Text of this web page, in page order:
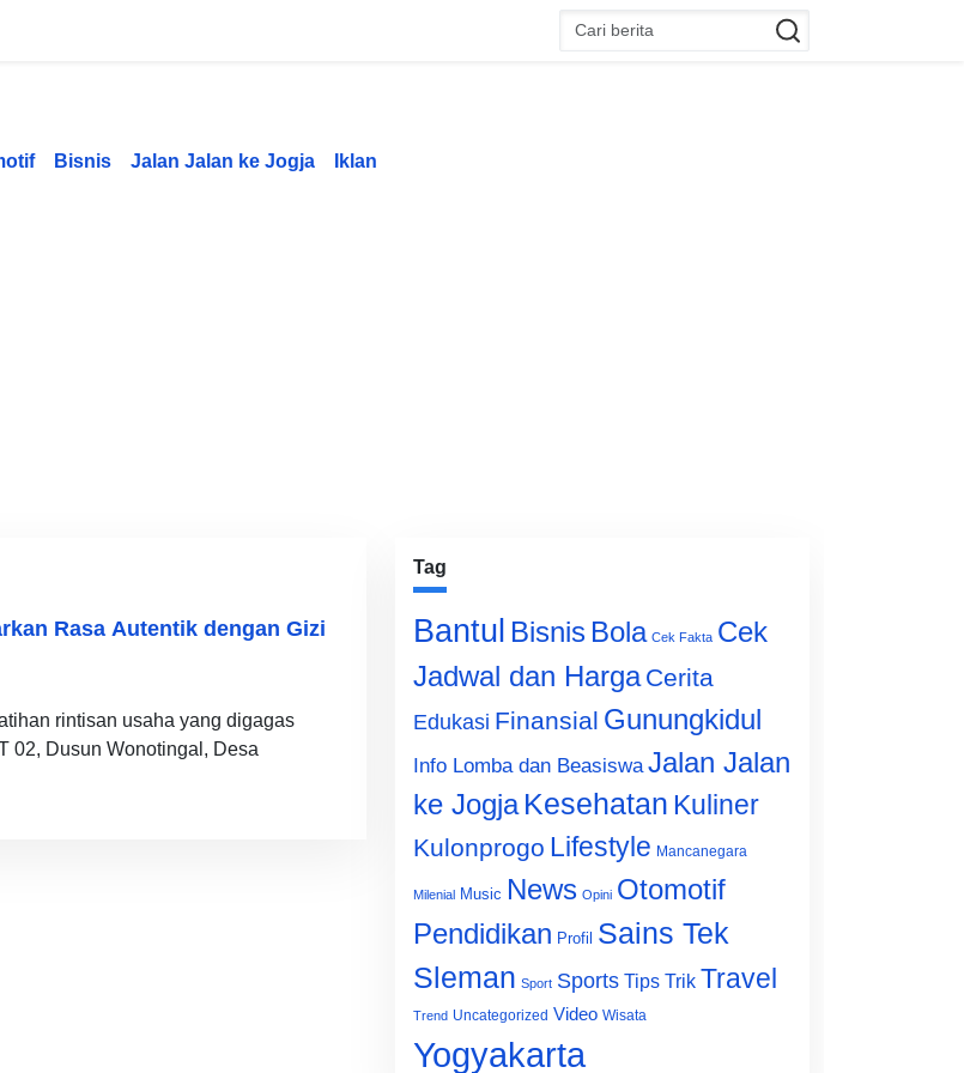
Bisnis Jalan Jalan ke Jogja Iklan
Rasa Autentik dengan Gizi
rintisan usaha yang digagas
02, Dusun Wonotingal, Desa
Tag
Bantul Bisnis Bola Cek Fakta Cek
Jadwal dan Harga Cerita
Edukasi Finansial Gunungkidul
Info Lomba dan Beasiswa Jalan Jalan
ke Jogja Kesehatan Kuliner
Kulonprogo Lifestyle Mancanegara
Milenial Music News Opini Otomotif
Pendidikan Profil Sains Tek
Sleman Sport Sports Tips Trik Travel
Trend Uncategorized Video Wisata
Yogyakarta